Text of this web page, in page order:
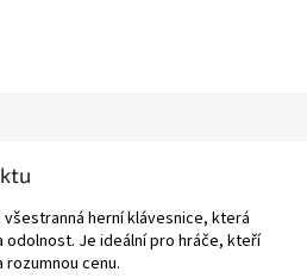
všestranná herní klávesnice, která
odolnost. Je ideální pro hráče, kteří
cenu.